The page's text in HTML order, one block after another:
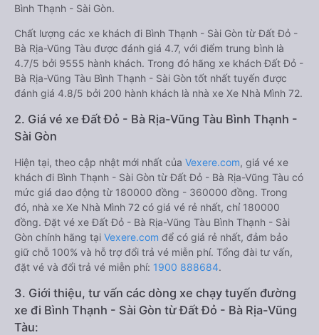
Bình Thạnh - Sài Gòn.
Chất lượng các xe khách đi Bình Thạnh - Sài Gòn từ Đất Đỏ -
Bà Rịa-Vũng Tàu được đánh giá 4.7, với điểm trung bình là
4.7/5 bởi 9555 hành khách. Trong đó hãng xe khách Đất Đỏ -
Bà Rịa-Vũng Tàu Bình Thạnh - Sài Gòn tốt nhất tuyến được
đánh giá 4.8/5 bởi 200 hành khách là nhà xe Xe Nhà Mình 72.
2. Giá vé xe Đất Đỏ - Bà Rịa-Vũng Tàu Bình Thạnh -
Sài Gòn
Hiện tại, theo cập nhật mới nhất của Vexere.com, giá vé xe
khách đi Bình Thạnh - Sài Gòn từ Đất Đỏ - Bà Rịa-Vũng Tàu có
mức giá dao động từ 180000 đồng - 360000 đồng. Trong
đó, nhà xe Xe Nhà Mình 72 có giá vé rẻ nhất, chỉ 180000
đồng. Đặt vé xe Đất Đỏ - Bà Rịa-Vũng Tàu Bình Thạnh - Sài
Gòn chính hãng tại Vexere.com để có giá rẻ nhất, đảm bảo
giữ chỗ 100% và hỗ trợ đổi trả vé miễn phí. Tổng đài tư vấn,
đặt vé và đổi trả vé miễn phí: 1900 888684.
3. Giới thiệu, tư vấn các dòng xe chạy tuyến đường
xe đi Bình Thạnh - Sài Gòn từ Đất Đỏ - Bà Rịa-Vũng
Tàu: